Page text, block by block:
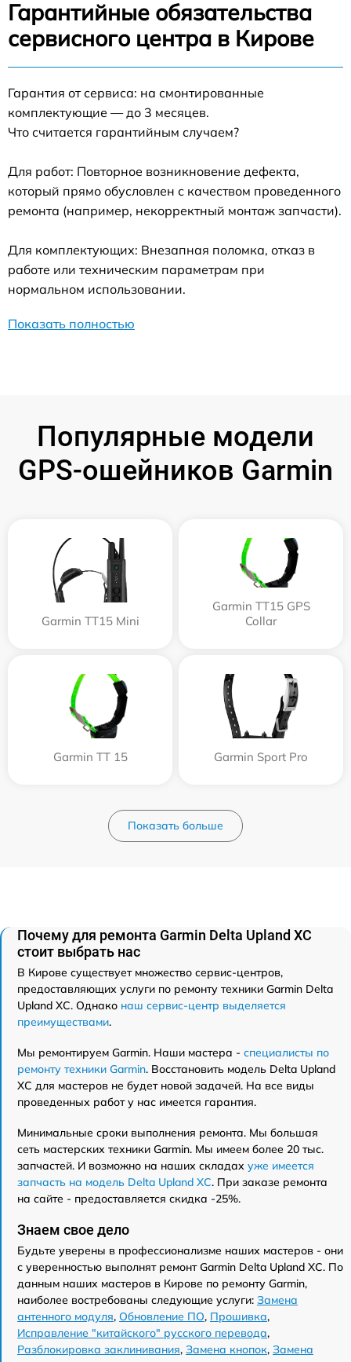
Гарантийные обязательства
сервисного центра в Кирове
Гарантия от сервиса: на смонтированные
комплектующие — до 3 месяцев.
Что считается гарантийным случаем?
Для работ: Повторное возникновение дефекта,
который прямо обусловлен с качеством проведенного
ремонта (например, некорректный монтаж запчасти).
Для комплектующих: Внезапная поломка, отказ в
работе или техническим параметрам при
нормальном использовании.
Показать полностью
Популярные модели
GPS-ошейников Garmin
Garmin TT15 Mini
Garmin TT15 GPS
Collar
Garmin TT 15 Garmin Sport Pro
Показать больше
Почему для ремонта Garmin Delta Upland XC
стоит выбрать нас
В Кирове существует множество сервис-центров,
предоставляющих услуги по ремонту техники Garmin Delta
Upland XC. Однако наш сервис-центр выделяется
преимуществами.
Мы ремонтируем Garmin. Наши мастера - специалисты по
ремонту техники Garmin. Восстановить модель Delta Upland
XC для мастеров не будет новой задачей. На все виды
проведенных работ у нас имеется гарантия.
Минимальные сроки выполнения ремонта. Мы большая
сеть мастерских техники Garmin. Мы имеем более 20 тыс.
запчастей. И возможно на наших складах уже имеется
запчасть на модель Delta Upland XC. При заказе ремонта
на сайте - предоставляется скидка -25%.
Знаем свое дело
Будьте уверены в профессионализме наших мастеров - они
с уверенностью выполнят ремонт Garmin Delta Upland XC. По
данным наших мастеров в Кирове по ремонту Garmin,
наиболее востребованы следующие услуги: Замена
антенного модуля, Обновление ПО, Прошивка,
Исправление "китайского" русского перевода,
Разблокировка заклинивания, Замена кнопок, Замена